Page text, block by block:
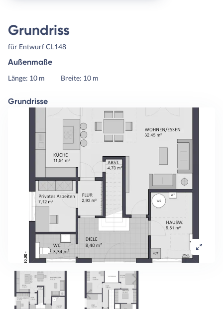
Grundriss
für Entwurf CL148
Außenmaße
Länge: 10 m Breite: 10 m
Grundrisse